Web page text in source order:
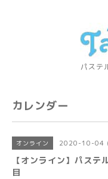
パステ
カレンダー
オンライン 2020-10-04
【オンライン】パス
目